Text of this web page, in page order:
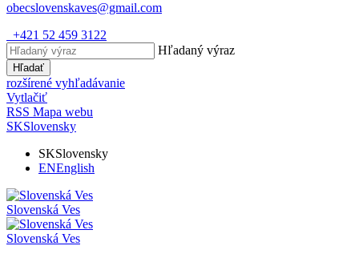
obecslovenskaves@gmail.com
+421 52 459 3122
Hľadaný výraz
Hľadať
rozšírené vyhľadávanie
Vytlačiť
RSS Mapa webu
SKSlovensky
SKSlovensky
ENEnglish
Slovenská Ves
Slovenská Ves